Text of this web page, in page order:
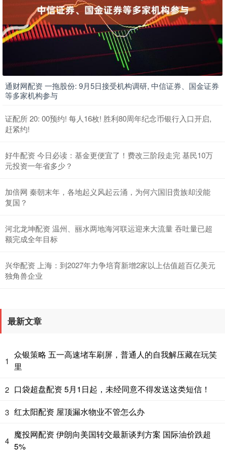
通财网配资 一拖股份: 9月5日接受机构调研, 中信证券、国金证券
等多家机构参与
证配所 20: 00预约! 每人16枚! 胜利80周年纪念币银行入口开启,
赶紧约!
好牛配资 今日必读：基金更便宜了！费改三阶段走完 基民10万
元投资一年省多少？
加倍网 秦朝末年，各地起义风起云涌，为何六国旧贵族却没能
复国？
河北龙坤配资 温州、丽水两地海河联运迎来大流量 吞吐量已超
额完成全年目标
兴华配资 上海：到2027年力争培育新增2家以上估值超百亿美元
独角兽企业
最新文章
1
众银策略 五一高速堵车刷屏，普通人的自我解压藏在玩笑
里
2 口袋超盘配资 5月1日起，未经同意不得发送这类短信！
3 红太阳配资 屋顶漏水物业不管怎么办
4
魔投网配资 伊朗向美国转交最新谈判方案 国际油价跌超
5%